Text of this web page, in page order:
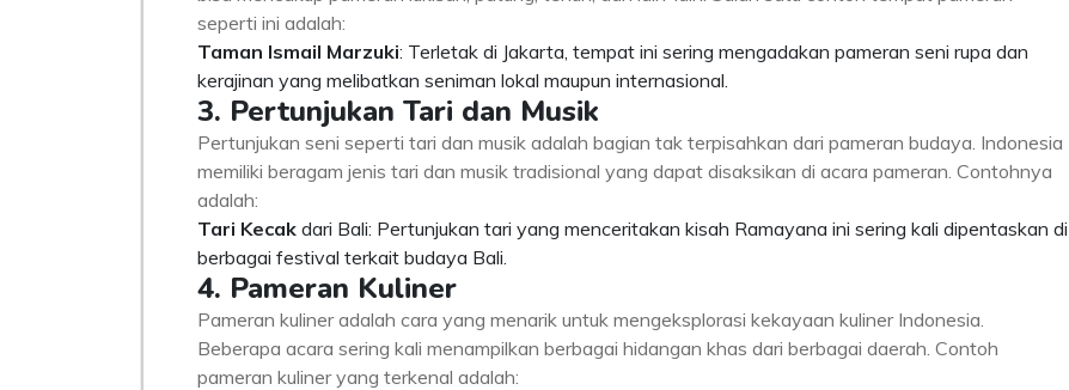
seperti ini adalah:
Taman Ismail Marzuki: Terletak di Jakarta, tempat ini sering mengadakan pameran seni rupa dan
kerajinan yang melibatkan seniman lokal maupun internasional.
3. Pertunjukan Tari dan Musik
Pertunjukan seni seperti tari dan musik adalah bagian tak terpisahkan dari pameran budaya. Indonesia
memiliki beragam jenis tari dan musik tradisional yang dapat disaksikan di acara pameran. Contohnya
adalah:
Tari Kecak dari Bali: Pertunjukan tari yang menceritakan kisah Ramayana ini sering kali dipentaskan di
berbagai festival terkait budaya Bali.
4. Pameran Kuliner
Pameran kuliner adalah cara yang menarik untuk mengeksplorasi kekayaan kuliner Indonesia.
Beberapa acara sering kali menampilkan berbagai hidangan khas dari berbagai daerah. Contoh
pameran kuliner yang terkenal adalah: